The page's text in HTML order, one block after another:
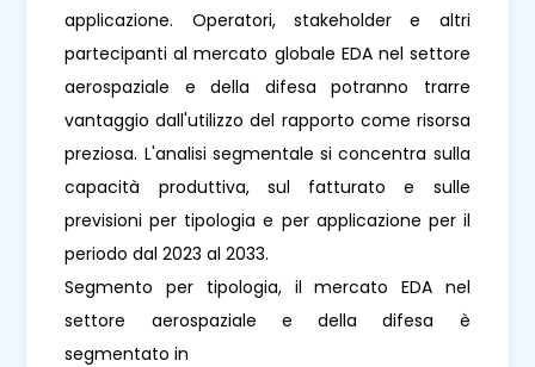
applicazione. Operatori, stakeholder e altri
partecipanti al mercato globale EDA nel settore
aerospaziale e della difesa potranno trarre
vantaggio dall'utilizzo del rapporto come risorsa
preziosa. L'analisi segmentale si concentra sulla
capacità produttiva, sul fatturato e sulle
previsioni per tipologia e per applicazione per il
periodo dal 2023 al 2033.
Segmento per tipologia, il mercato EDA nel
settore aerospaziale e della difesa è
segmentato in